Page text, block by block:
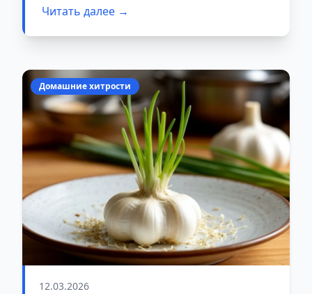
затененные и заросшие места.
Читать далее →
Домашние хитрости
12.03.2026